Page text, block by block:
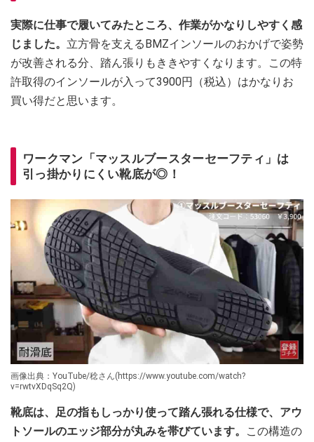
実際に仕事で履いてみたところ、作業がかなりしやすく感
じました。 立方骨を支えるBMZインソールのおかげで姿勢
が改善される分、踏ん張りもききやすくなります。この特
許取得のインソールが入って3900円（税込）はかなりお
買い得だと思います。
ワークマン「マッスルブースターセーフティ」は
引っ掛かりにくい靴底が◎！
画像出典：YouTube/稔さん(https://www.youtube.com/watch?
v=rwtvXDqSq2Q)
靴底は、足の指もしっかり使って踏ん張れる仕様で、アウ
トソールのエッジ部分が丸みを帯びています。
この構造の